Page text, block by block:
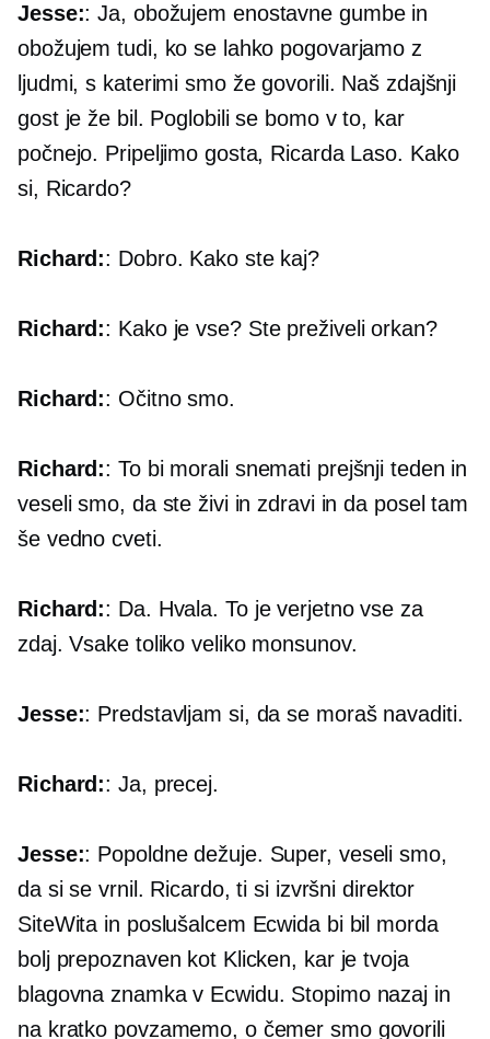
Jesse:: Ja, obožujem enostavne gumbe in
obožujem tudi, ko se lahko pogovarjamo z
ljudmi, s katerimi smo že govorili. Naš zdajšnji
gost je že bil. Poglobili se bomo v to, kar
počnejo. Pripeljimo gosta, Ricarda Laso. Kako
si, Ricardo?
Richard:: Dobro. Kako ste kaj?
Richard:: Kako je vse? Ste preživeli orkan?
Richard:: Očitno smo.
Richard:: To bi morali snemati prejšnji teden in
veseli smo, da ste živi in ​​zdravi in ​​da posel tam
še vedno cveti.
Richard:: Da. Hvala. To je verjetno vse za
zdaj. Vsake toliko veliko monsunov.
Jesse:: Predstavljam si, da se moraš navaditi.
Richard:: Ja, precej.
Jesse:: Popoldne dežuje. Super, veseli smo,
da si se vrnil. Ricardo, ti si izvršni direktor
SiteWita in poslušalcem Ecwida bi bil morda
bolj prepoznaven kot Klicken, kar je tvoja
blagovna znamka v Ecwidu. Stopimo nazaj in
na kratko povzamemo, o čemer smo govorili